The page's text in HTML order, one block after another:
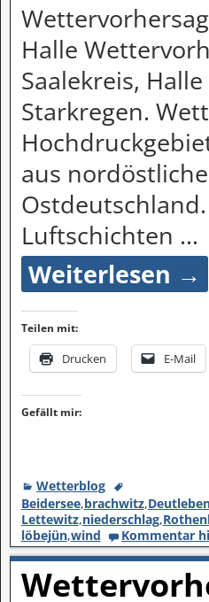
Halle
Saalekreis,
Starkregen.
aus
Luftschichten …
Weiterlesen →
Teilen mit:
Drucken E-Mail
Gefällt mir:
Wetterblog
Beidersee,brachwitz,
Lettewitz,niederschlag,
löbejün,wind Kommentar